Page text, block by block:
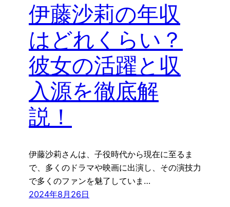
伊藤沙莉の年収
はどれくらい？
彼女の活躍と収
入源を徹底解
説！
伊藤沙莉さんは、子役時代から現在に至るま
で、多くのドラマや映画に出演し、その演技力
で多くのファンを魅了していま…
2024年8月26日